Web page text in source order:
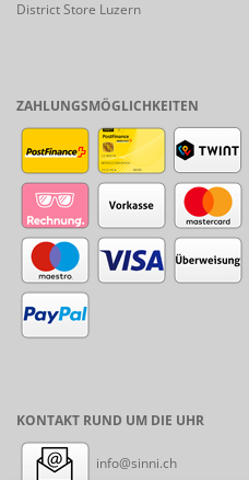
District Store Luzern
ZAHLUNGSMÖGLICHKEITEN
KONTAKT RUND UM DIE UHR
info@sinni.ch